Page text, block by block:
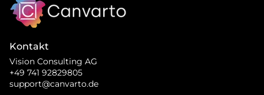
Kontakt
Vision Consulting AG
+49 741 92829805
support@canvarto.de